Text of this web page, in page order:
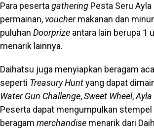
Para peserta gathering Pesta Seru
permainan, vouchermakanan dan
puluhan Doorprize antara lain berupa 1
menarik lainnya.
Daihatsu juga menyiapkan beragam
seperti Treasury Huntyang dapat
Water Gun Challenge,Sweet Wheel,Ayla
Peserta dapat mengumpulkan
beragam merchandise menarik dari